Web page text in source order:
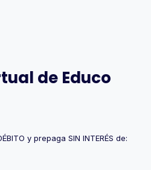
de Educo
y prepaga SIN INTERÉS de: